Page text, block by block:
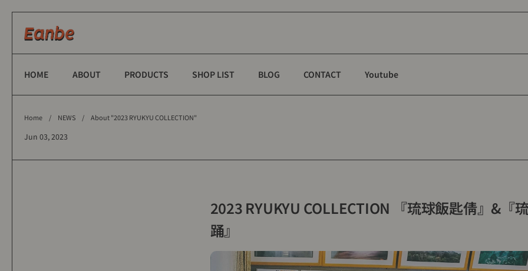
HOME ABOUT PRODUCTS SHOP LIST BLOG CONTACT Youtube
Home / NEWS / About "2023 RYUKYU COLLECTION"
Jun 03, 2023
2023 RYUKYU COLLECTION 『琉球飯匙倩』&『
踊』